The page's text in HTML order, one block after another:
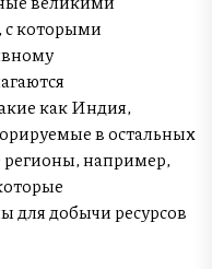
с которыми
как Индия,
в остальных
регионы, например,
для добычи ресурсов